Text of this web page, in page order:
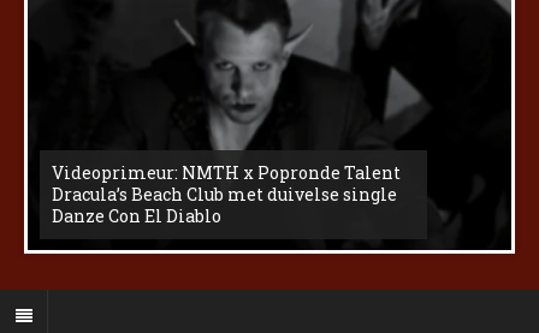
Videoprimeur: NMTH x Popronde Talent
Dracula’s Beach Club met duivelse single
Danze Con El Diablo